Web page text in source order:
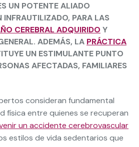
UN POTENTE ALIADO
INFRAUTILIZADO, PARA LAS
CEREBRAL ADQUIRIDO Y
ADEMÁS, LA PRÁCTICA
UN ESTIMULANTE PUNTO
AFECTADAS, FAMILIARES
consideran fundamental
física entre quienes se recuperan
un accidente cerebrovascular
estilos de vida sedentarios que